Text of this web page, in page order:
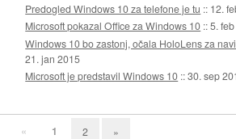
Predogled Windows 10 za telefone je tu :: 12.
Microsoft pokazal Office za Windows 10 ::5.
Windows 10 bo zastonj, očala HoloLens za
21. jan 2015
Microsoft je predstavil Windows 10 ::30. sep
« 1 2 »